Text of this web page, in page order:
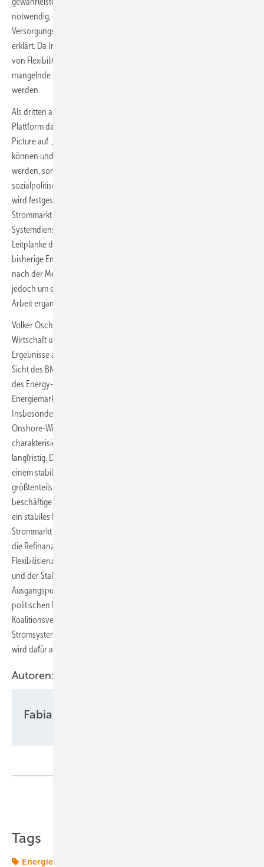
notwendig, das dazu führt, dass umfangreiche Investitionen in
Versorgungssicherheit getätigt werden“, wird im Ergebnispapier
erklärt. Da Investitionen ein elementarer Bestandteil für das Erreichen
von Flexibilität und Verfügbarkeit sind, wird außerdem gefordert, dass
mangelnde Investitionssicherheit durch planbare Erlöse ausgeglichen
werden.
Als dritten abschließenden Schwerpunkt greift die Stakeholder-
Plattform das regulatorische Gesamtpaket als übergreifendes Big
Picture auf. „Die wirtschaftlichen und sozialen Folgen der Energiekrise
können und sollten nicht dauerhaft über den Strommarkt gelöst
werden, sondern über entsprechende wirtschafts- und
sozialpolitische Instrumente und Maßnahmen“, wird erklärt. Dafür
wird festgestellt, dass Technologieförderungen nicht über den
Strommarkt refinanziert und die Marktintegration von
Systemdienstleistungen geprüft werden sollten. Zudem wird als
Leitplanke die Erweiterung des aktuellen Marktdesigns gefordert. Der
bisherige Energy-Only-Markt mit grenzkostenbasierter Preisbildung
nach der Merit-Order sei weiterhin ein geeignetes Vorgehen, soll
jedoch um ein Vergütungssystem für die Bereitstellung elektrischer
Arbeit ergänzt werden.
Volker Oschmann, Abteilungsleiter im Bundesministerium für
Wirtschaft und Klimaschutz (BMWK), stellte bei der Präsentation der
Ergebnisse außerdem die Anforderungen der Strommarktreform aus
Sicht des BMWK vor. Dabei thematisierte er die notwendige Ergänzung
des Energy-Only-Marktes und erklärte, durch welche Maßnahmen der
Energiemarkt in Richtung Klimaneutralität geführt werden kann.
Insbesondere Wasserstoff stehe dabei neben Offshore- und
Onshore-Windenergie sowie Photovoltaik im Fokus. Außerdem
charakterisierte er die Aufgaben des Strommarktes in kurzfristig und
langfristig. Die kurzfristigen Herausforderungen würden dabei auf
einem stabil funktionierendem Netzfluss basieren, welcher
größtenteils gegeben wäre. Die langfristige Investitionsfunktion
beschäftige sich dagegen mit der Herausforderung auch in Zukunft
ein stabiles Netz garantieren zu können. Dabei würden sich auf dem
Strommarkt drei Aufgaben stellen: der Ausbau erneuerbarer Energien,
die Refinanzierung von Wasserstoff-Kraftwerken und die
Flexibilisierung. Damit gleichen sich die Anforderungen des BMWK
und der Stakeholder-Plattform im gewissen Maße, sodass der
Ausgangspunkt für den weiteren Dialog geschaffen wurde. Im
politischen Rahmen soll die Zukunft des Strommarkts auf der im
Koalitionsvertrag angekündigten Plattform Klimaneutrales
Stromsystem besprochen werden. Ein Start im ersten Quartal 2023
wird dafür angepeilt.
Autoren:
Fabian Kauschke
Tags
Energiekonzerne